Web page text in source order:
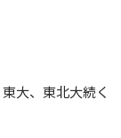
大、東北大続く